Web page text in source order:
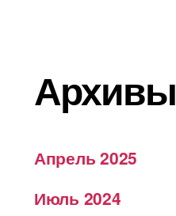
Архивы
Апрель 2025
Июль 2024